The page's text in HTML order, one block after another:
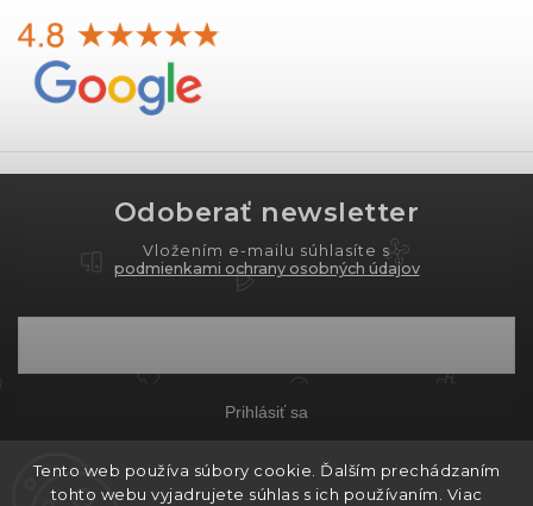
Tento web používa súbory cookie. Ďalším prechádzaním
tohto webu vyjadrujete súhlas s ich používaním. Viac
Odoberať newsletter
Vložením e-mailu súhlasíte s
podmienkami ochrany osobných údajov
Prihlásiť sa